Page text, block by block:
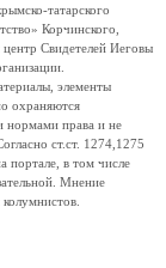
татарского
Корчинского,
центр Свидетелей Иеговы
элементы
охраняются
нормами права и не
ст.ст. 1274,1275
портале, в том числе
Мнение